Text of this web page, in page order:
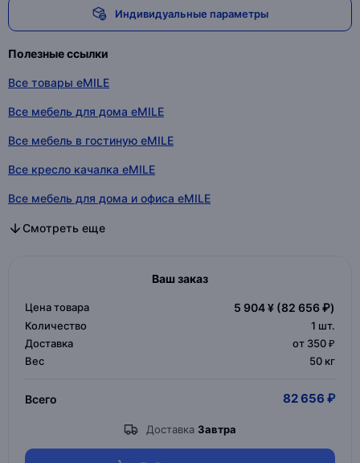
Индивидуальные параметры
Полезные ссылки
Все товары eMILE
Все мебель для дома eMILE
Все мебель в гостиную eMILE
Все кресло качалка eMILE
Все мебель для дома и офиса eMILE
Все мебель для дома в категории
Все мебель в гостиную в категории
Все кресло качалка в категории
Все мебель для дома и офиса в категории
Смотреть еще
Ваш заказ
Цена товара 5 904 ¥ (82 656 ₽)
Количество 1 шт.
Доставка
от 350 ₽
Вес
50 кг
Всего 82 656 ₽
Доставка Завтра